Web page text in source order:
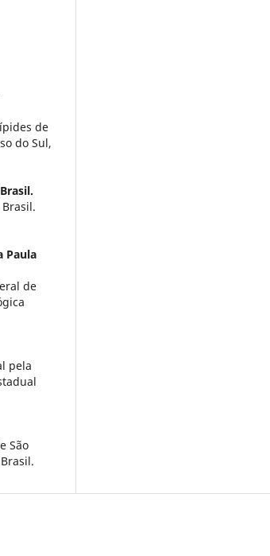
de
do Sul,
Paula
de
pela
São